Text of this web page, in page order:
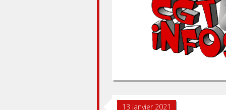
13 janvier 2021